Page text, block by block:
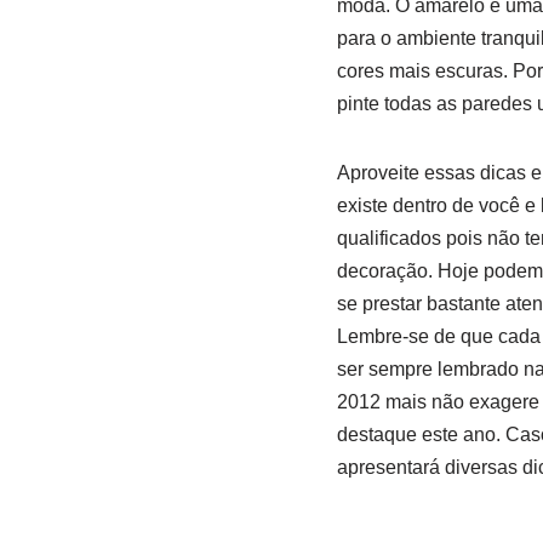
moda. O amarelo é
para o ambiente
cores mais escuras.
pinte todas as paredes
Aproveite essas dicas
existe dentro de você
qualificados pois não
decoração. Hoje
se prestar bastante
Lembre-se de que
ser sempre lembrado
2012 mais não
destaque este ano.
apresentará diversas